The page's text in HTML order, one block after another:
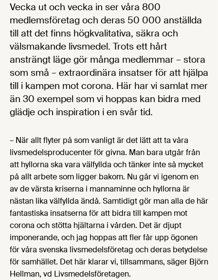
Vecka ut och vecka in ser våra 800
medlemsföretag och deras 50 000 anställda
till att det finns högkvalitativa, säkra och
välsmakande livsmedel. Trots ett hårt
ansträngt läge gör många medlemmar – stora
som små – extraordinära insatser för att hjälpa
till i kampen mot corona. Här har vi samlat mer
än 30 exempel som vi hoppas kan bidra med
glädje och inspiration i en svår tid.
– När allt flyter på som vanligt är det lätt att ta våra
livsmedelsproducenter för givna. Man bara utgår från
att hyllorna ska vara välfyllda och tänker inte så mycket
på allt arbete som ligger bakom. Nu går vi igenom en
av de värsta kriserna i mannaminne och hyllorna är
nästan lika välfyllda ändå. Samtidigt gör man alla de här
fantastiska insatserna för att bidra till kampen mot
corona och stötta hjältarna i vården. Det är djupt
imponerande, och jag hoppas att fler får upp ögonen
för våra svenska livsmedelsföretag och deras betydelse
för samhället. Det här klarar vi, tillsammans, säger Björn
Hellman, vd Livsmedelsföretagen.